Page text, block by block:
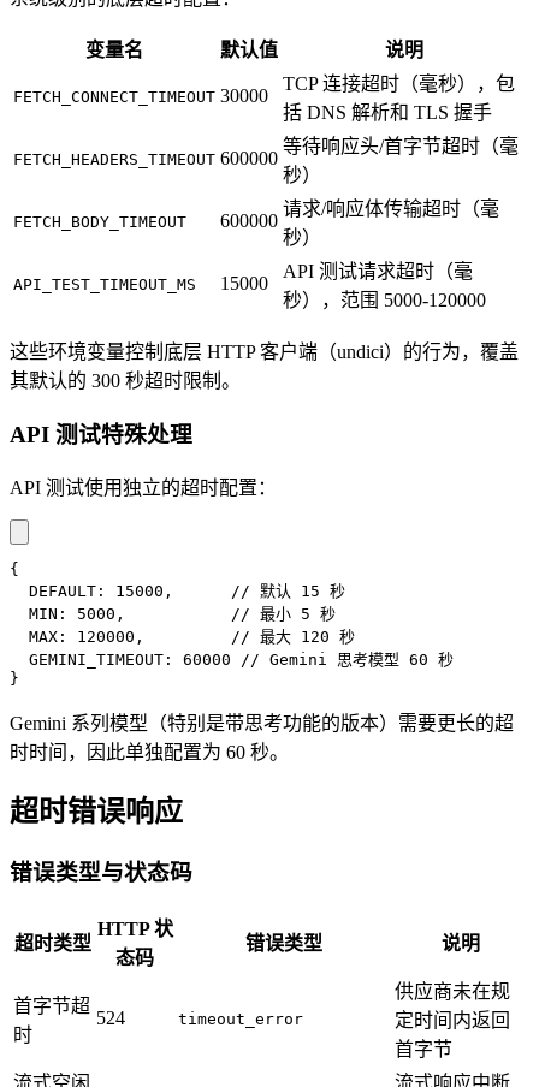
变量名 默认值 说明
FETCH_CONNECT_TIMEOUT 30000
TCP 连接超时（毫秒），包
括 DNS 解析和 TLS 握手
FETCH_HEADERS_TIMEOUT 600000
等待响应头/首字节超时（毫
秒）
FETCH_BODY_TIMEOUT 600000
请求/响应体传输超时（毫
秒）
API_TEST_TIMEOUT_MS 15000
API 测试请求超时（毫
秒），范围 5000-120000
这些环境变量控制底层 HTTP 客户端（undici）的行为，覆盖
其默认的 300 秒超时限制。
API 测试特殊处理
API 测试使用独立的超时配置：
{
DEFAULT : 15000 ,
// 默认 15 秒
MIN : 5000 ,
// 最小 5 秒
MAX : 120000 ,
// 最大 120 秒
GEMINI_TIMEOUT : 60000
// Gemini 思考模型 60 秒
}
Gemini 系列模型（特别是带思考功能的版本）需要更长的超
时时间，因此单独配置为 60 秒。
超时错误响应
错误类型与状态码
超时类型
HTTP 状
态码
错误类型 说明
首字节超
时
524 timeout_error
供应商未在规
定时间内返回
首字节
流式空闲
流式响应中断